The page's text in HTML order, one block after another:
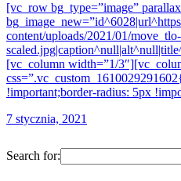
[vc_row bg_type=”image”
content/uploads/2021/01/move_tlo-
[vc_column width=”1/
!important;border-radius: 5px
7 stycznia, 2021
Search for: